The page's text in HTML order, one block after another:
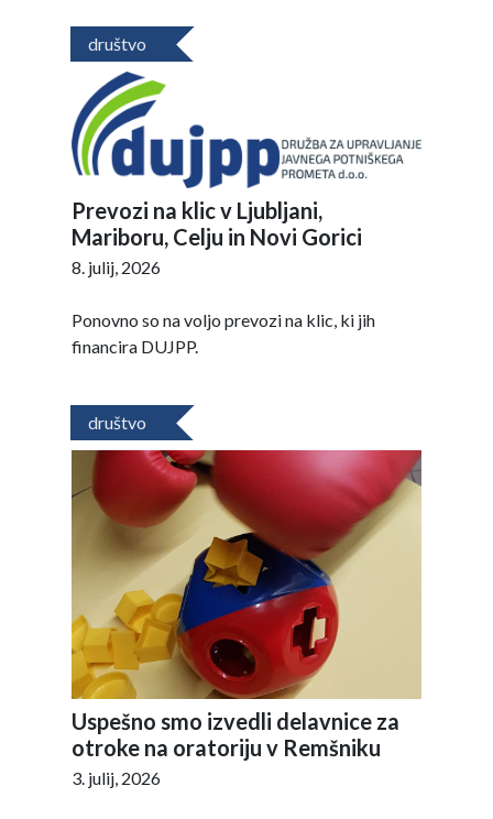
društvo
Prevozi na klic v Ljubljani,
Mariboru, Celju in Novi Gorici
8. julij, 2026
Ponovno so na voljo prevozi na klic, ki jih
financira DUJPP.
društvo
Uspešno smo izvedli delavnice za
otroke na oratoriju v Remšniku
3. julij, 2026